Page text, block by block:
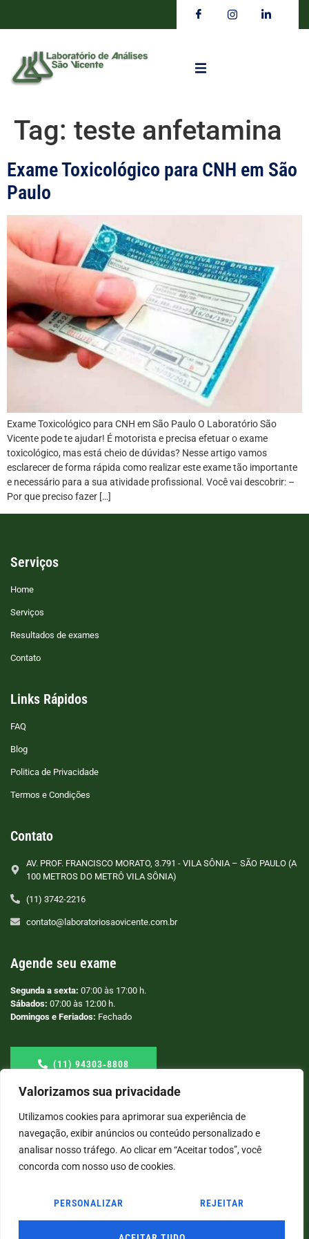
Valorizamos sua privacidade
Utilizamos cookies para aprimorar sua experiência de
navegação, exibir anúncios ou conteúdo personalizado e
analisar nosso tráfego. Ao clicar em “Aceitar todos”, você
concorda com nosso uso de cookies.
PERSONALIZAR REJEITAR
Tag: teste anfetamina
Exame Toxicológico para CNH em São
Paulo
Exame Toxicológico para CNH em São Paulo O Laboratório São
Vicente pode te ajudar! É motorista e precisa efetuar o exame
toxicológico, mas está cheio de dúvidas? Nesse artigo vamos
esclarecer de forma rápida como realizar este exame tão importante
e necessário para a sua atividade profissional. Você vai descobrir: –
Por que preciso fazer […]
Serviços
Home
Serviços
Resultados de exames
Contato
Links Rápidos
FAQ
Blog
Politica de Privacidade
Termos e Condições
Contato
AV. PROF. FRANCISCO MORATO, 3.791 - VILA SÔNIA – SÃO PAULO (A
100 METROS DO METRÔ VILA SÔNIA)
(11) 3742-2216
contato@laboratoriosaovicente.com.br
Agende seu exame
Segunda a sexta: 07:00 às 17:00 h.
Sábados: 07:00 às 12:00 h.
Domingos e Feriados: Fechado
(11) 94303‑8808
© COPYRIGHT2026→ LABORATÓRIO SÃO VICENTE → POR: CONEKI - SOLUÇÕES DIGITAIS |